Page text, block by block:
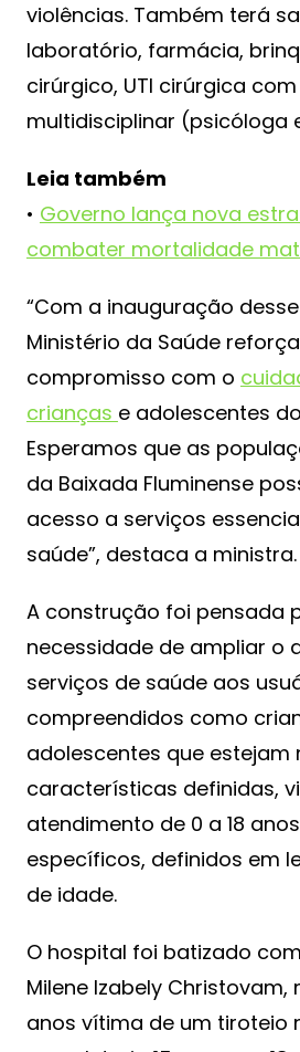
violências. Também terá
laboratório, farmácia,
cirúrgico, UTI cirúrgica
multidisciplinar (psicóloga
Leia também
• Governo lança nova
combater mortalidade
“Com a inauguração
Ministério da Saúde
compromisso com o
crianças e adolescentes
Esperamos que as
da Baixada Fluminense
acesso a serviços
saúde”, destaca a ministra.
A construção foi pensada
necessidade de ampliar o
serviços de saúde aos
compreendidos como
adolescentes que estejam
características definidas,
atendimento de 0 a 18
específicos, definidos em
de idade.
O hospital foi batizado
Milene Izabely Christovam,
anos vítima de um tiroteio